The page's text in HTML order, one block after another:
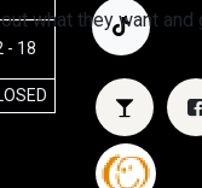
- 18
what they want and